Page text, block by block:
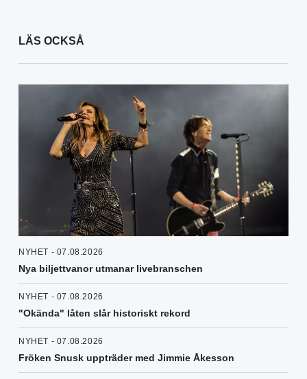
LÄS OCKSÅ
NYHET - 07.08.2026
Nya biljettvanor utmanar livebranschen
NYHET - 07.08.2026
"Okända" låten slår historiskt rekord
NYHET - 07.08.2026
Fröken Snusk uppträder med Jimmie Åkesson